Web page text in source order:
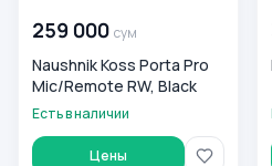
259 000 сум
Naushnik Koss Porta Pro
Mic/Remote RW, Black
Есть в наличии
Цены